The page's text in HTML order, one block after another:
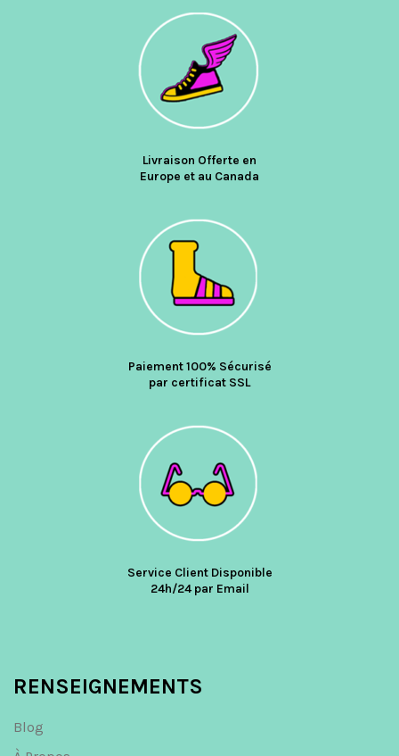
Livraison Offerte en
Europe et au Canada
Paiement 100% Sécurisé
par certificat SSL
Service Client Disponible
24h/24 par Email
RENSEIGNEMENTS
Blog